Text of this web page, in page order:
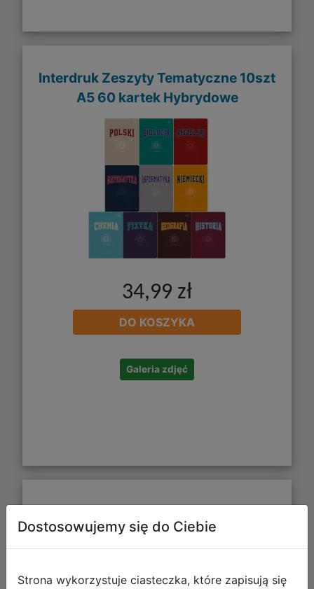
Interdruk Zeszyty Tematyczne 10szt
A5 60 kartek Hybrydowe
34,99 zł
DO KOSZYKA
Galeria zdjęć
Trójkątny 4szt 536334
Dostosowujemy się do Ciebie
Strona wykorzystuje ciasteczka, które zapisują się